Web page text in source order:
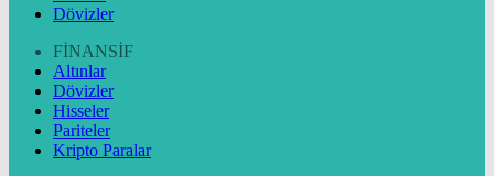
Dövizler
FİNANSİF
Altınlar
Dövizler
Hisseler
Pariteler
Kripto Paralar